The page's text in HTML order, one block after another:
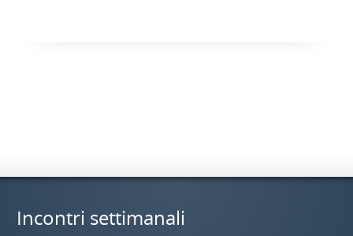
Incontri settimanali